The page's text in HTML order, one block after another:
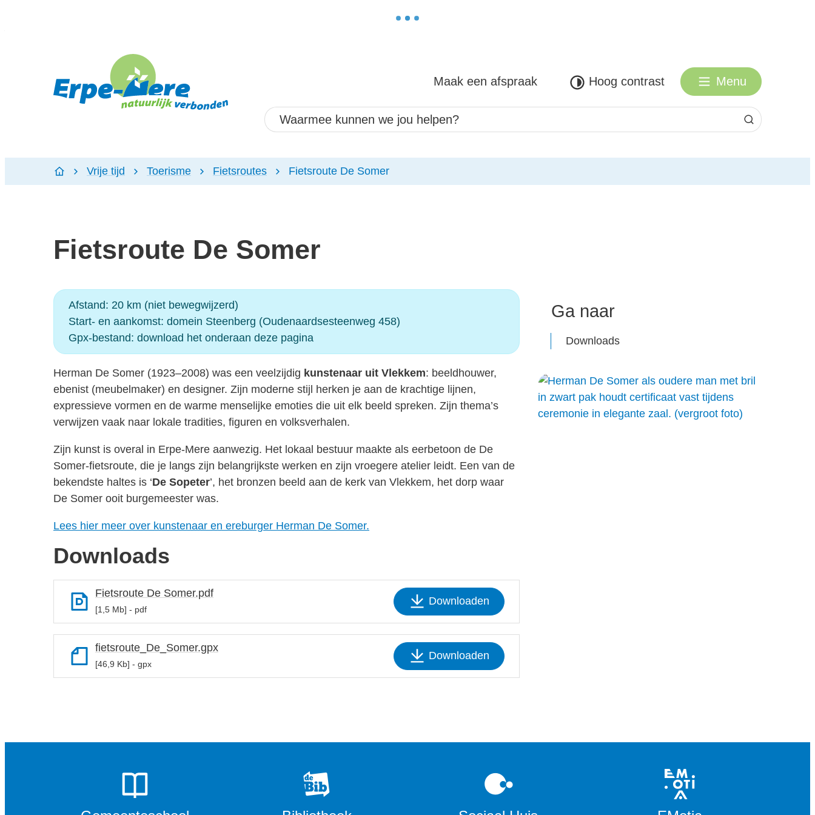
Maak een afspraak Hoog contrast
Waarmee kunnen we jou helpen?
Zoeken
Menu
Startpagina
Vrije tijd Toerisme Fietsroutes Fietsroute De Somer
Fietsroute De Somer
Afstand: 20 km (niet bewegwijzerd)
Start- en aankomst: domein Steenberg (Oudenaardsesteenweg 458)
Gpx-bestand: download het onderaan deze pagina
Herman De Somer (1923–2008) was een veelzijdig kunstenaar uit Vlekkem: beeldhouwer,
ebenist (meubelmaker) en designer. Zijn moderne stijl herken je aan de krachtige lijnen,
expressieve vormen en de warme menselijke emoties die uit elk beeld spreken. Zijn thema’s
verwijzen vaak naar lokale tradities, figuren en volksverhalen.
Zijn kunst is overal in Erpe‑Mere aanwezig. Het lokaal bestuur maakte als eerbetoon de De
Somer‑fietsroute, die je langs zijn belangrijkste werken en zijn vroegere atelier leidt. Een van de
bekendste haltes is ‘De Sopeter’, het bronzen beeld aan de kerk van Vlekkem, het dorp waar
De Somer ooit burgemeester was.
Lees hier meer over kunstenaar en ereburger Herman De Somer.
Downloads
Fietsroute De Somer.pdf
1,5 Mb pdf
Downloaden
fietsroute_De_Somer.gpx
46,9 Kb gpx
Downloaden
Ga naar
Downloads